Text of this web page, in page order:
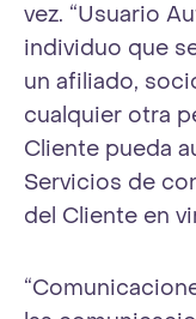
vez. “Usuario
individuo que
un afiliado,
cualquier otra
Cliente pueda
Servicios de
del Cliente en